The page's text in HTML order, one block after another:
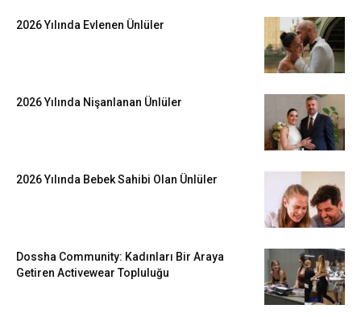
2026 Yılında Evlenen Ünlüler
2026 Yılında Nişanlanan Ünlüler
2026 Yılında Bebek Sahibi Olan Ünlüler
Dossha Community: Kadınları Bir Araya
Getiren Activewear Topluluğu